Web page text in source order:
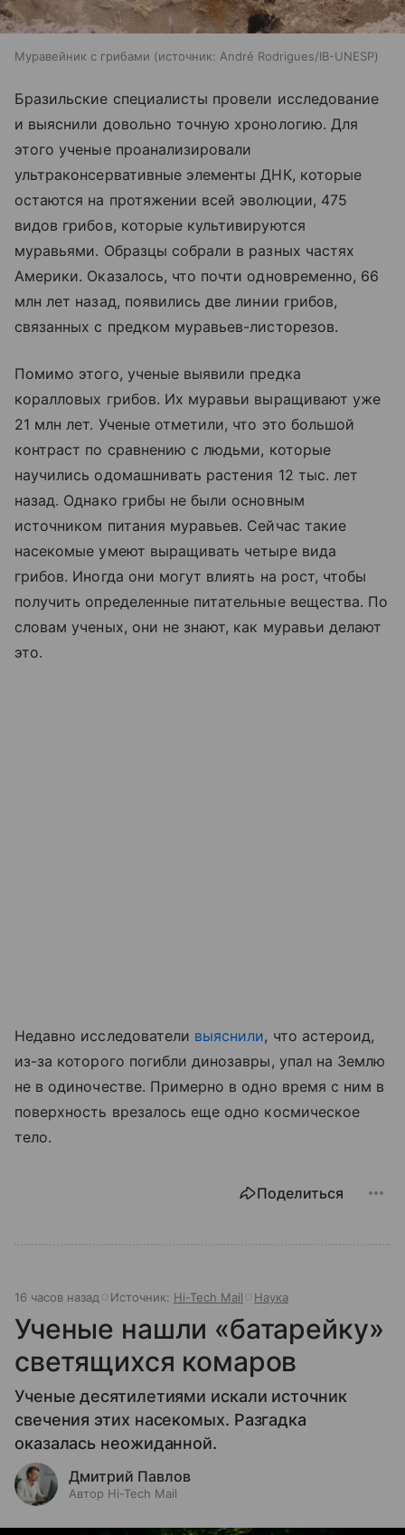
Муравейник с грибами источник: André Rodrigues/IB-UNESP
Бразильские специалисты провели исследование
и выяснили довольно точную хронологию. Для
этого ученые проанализировали
ультраконсервативные элементы ДНК, которые
остаются на протяжении всей эволюции, 475
видов грибов, которые культивируются
муравьями. Образцы собрали в разных частях
Америки. Оказалось, что почти одновременно, 66
млн лет назад, появились две линии грибов,
связанных с предком муравьев-листорезов.
Помимо этого, ученые выявили предка
коралловых грибов. Их муравьи выращивают уже
21 млн лет. Ученые отметили, что это большой
контраст по сравнению с людьми, которые
научились одомашнивать растения 12 тыс. лет
назад. Однако грибы не были основным
источником питания муравьев. Сейчас такие
насекомые умеют выращивать четыре вида
грибов. Иногда они могут влиять на рост, чтобы
получить определенные питательные вещества. По
словам ученых, они не знают, как муравьи делают
это.
Недавно исследователи выяснили, что астероид,
из-за которого погибли динозавры, упал на Землю
не в одиночестве. Примерно в одно время с ним в
поверхность врезалось еще одно космическое
тело.
Поделиться
16 часов назад Источник: Hi-Tech Mail Наука
Ученые нашли «батарейку»
светящихся комаров
Ученые десятилетиями искали источник
свечения этих насекомых. Разгадка
оказалась неожиданной.
Дмитрий Павлов
Автор Hi-Tech Mail